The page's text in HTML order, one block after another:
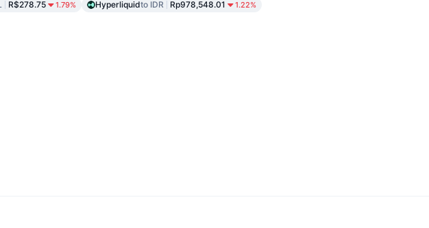
R$278.75 1.79% Hyperliquidto IDR Rp978,548.01 1.22%